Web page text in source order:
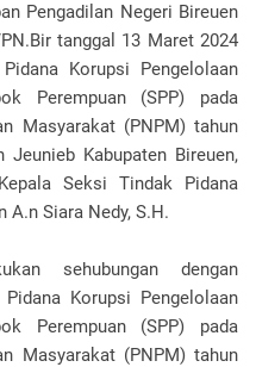
Pengadilan Negeri Bireuen
tanggal 13 Maret 2024
Korupsi Pengelolaan
Perempuan (SPP) pada
Masyarakat (PNPM) tahun
Kabupaten Bireuen,
Seksi Tindak Pidana
A.n Siara Nedy, S.H.
sehubungan dengan
Korupsi Pengelolaan
Perempuan (SPP) pada
Masyarakat (PNPM) tahun